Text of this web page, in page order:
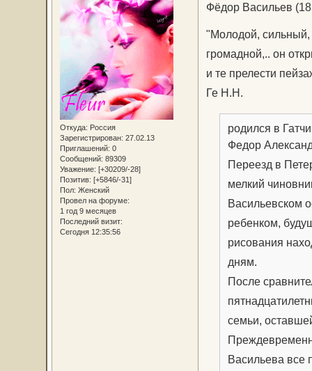
Откуда: Россия
Зарегистрирован: 27.02.13
Приглашений: 0
Сообщений: 89309
Уважение: [+30209/-28]
Позитив: [+5846/-31]
Пол: Женский
Провел на форуме:
1 год 9 месяцев
Последний визит:
Сегодня 12:35:56
Фёдор Васильев
"Молодой, сильный,
громадной,.. он
и те прелести
Ге Н.Н.
родился в
Федор
Переезд в
мелкий
Васильевском
ребенком,
рисования
дням.
После
семьи,
Васильева все